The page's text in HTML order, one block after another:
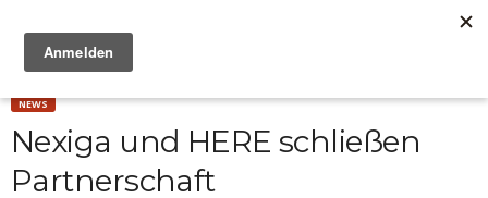
NEWS
Nexiga und HERE schließen
Partnerschaft